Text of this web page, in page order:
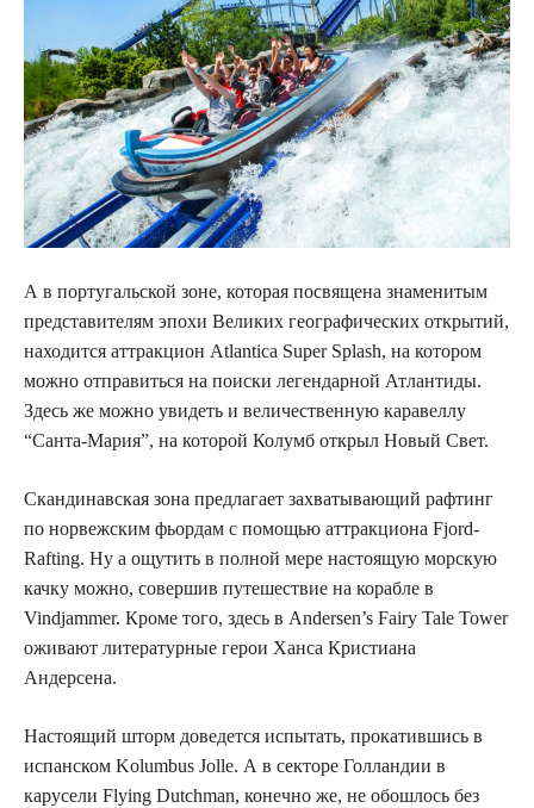
А в португальской зоне, которая посвящена знаменитым
представителям эпохи Великих географических открытий,
находится аттракцион Atlantica Super Splash, на котором
можно отправиться на поиски легендарной Атлантиды.
Здесь же можно увидеть и величественную каравеллу
“Санта-Мария”, на которой Колумб открыл Новый Свет.
Скандинавская зона предлагает захватывающий рафтинг
по норвежским фьордам с помощью аттракциона Fjord-
Rafting. Ну а ощутить в полной мере настоящую морскую
качку можно, совершив путешествие на корабле в
Vindjammer. Кроме того, здесь в Andersen’s Fairy Tale Tower
оживают литературные герои Ханса Кристиана
Андерсена.
Настоящий шторм доведется испытать, прокатившись в
испанском Kolumbus Jolle. А в секторе Голландии в
карусели Flying Dutchman, конечно же, не обошлось без